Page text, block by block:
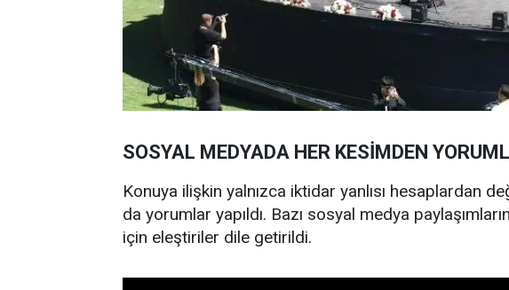
SOSYAL MEDYADA HER KESİMDEN
Konuya ilişkin yalnızca iktidar yanlısı hesaplardan
da yorumlar yapıldı. Bazı sosyal medya
için eleştiriler dile getirildi.